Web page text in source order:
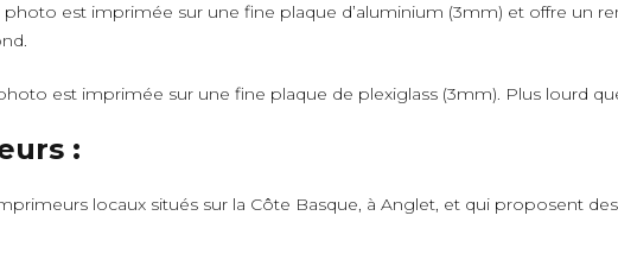
photo est imprimée sur une fine plaque d’aluminium (3mm) et offre un
est imprimée sur une fine plaque de plexiglass (3mm). Plus lourd
:
locaux situés sur la Côte Basque, à Anglet, et qui proposent